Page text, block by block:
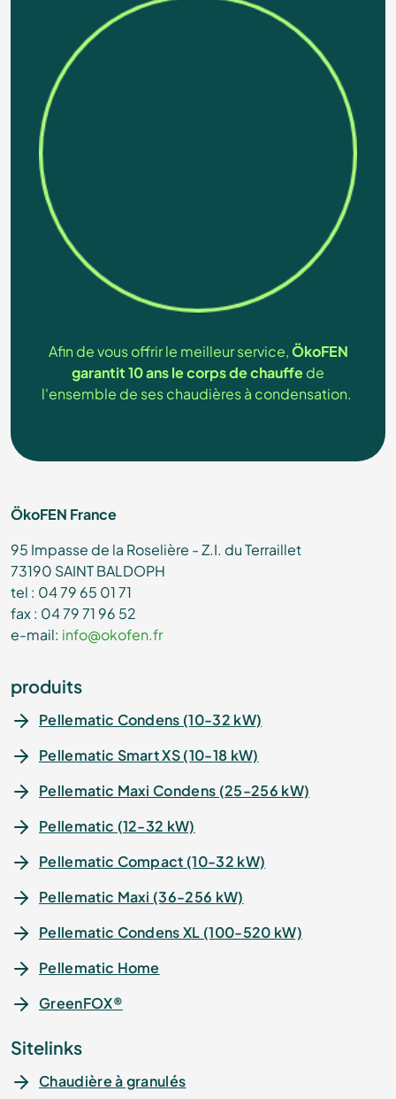
Afin de vous offrir le meilleur service,ÖkoFEN
garantit 10 ans le corps de chauffede
l'ensemble de ses chaudières à condensation.
ÖkoFEN France
95 Impasse de la Roselière - Z.I. du Terraillet
73190 SAINT BALDOPH
tel : 04 79 65 01 71
fax : 04 79 71 96 52
e-mail: info@okofen.fr
produits
Pellematic Condens (10-32 kW)
Pellematic Smart XS (10-18 kW)
Pellematic Maxi Condens (25-256 kW)
Pellematic (12-32 kW)
Pellematic Compact (10-32 kW)
Pellematic Maxi (36-256 kW)
Pellematic Condens XL (100-520 kW)
Pellematic Home
GreenFOX®
Sitelinks
Chaudière à granulés